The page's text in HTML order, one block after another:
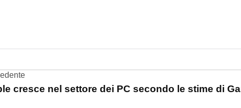
cresce nel settore dei PC secondo le stime di